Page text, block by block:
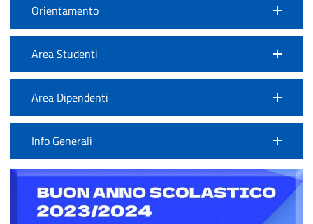
Orientamento
Area Studenti
Area Dipendenti
Info Generali